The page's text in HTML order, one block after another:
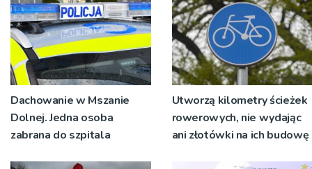
Dachowanie w Mszanie
Dolnej. Jedna osoba
zabrana do szpitala
Utworzą kilometry ścieżek
rowerowych, nie wydając
ani złotówki na ich budowę